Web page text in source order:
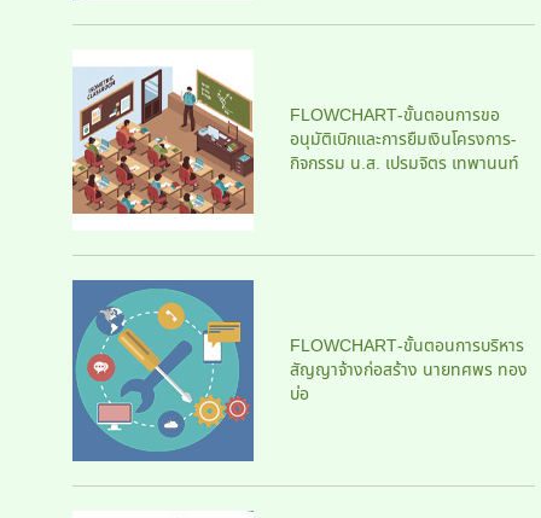
FLOWCHART-ขั้นตอนการขอ
อนุมัติเบิกและการยืมเงินโครงการ-
กิจกรรม น.ส. เปรมจิตร เทพานนท์
FLOWCHART-ขั้นตอนการบริหาร
สัญญาจ้างก่อสร้าง นายทศพร ทอง
บ่อ